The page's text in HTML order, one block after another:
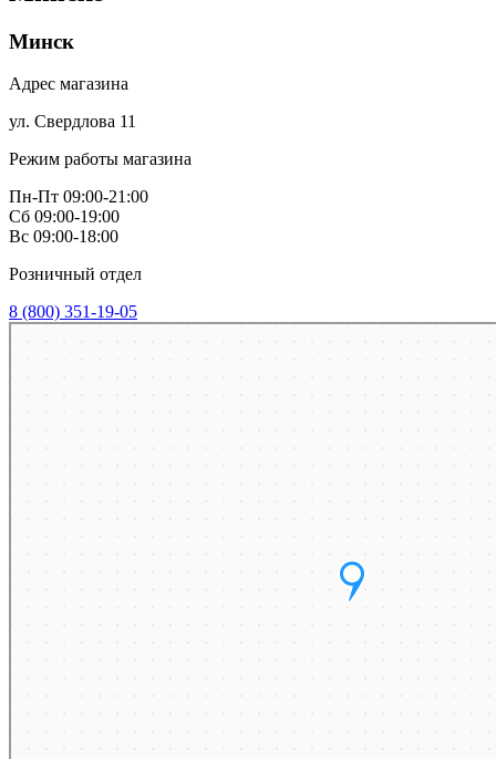
Минск
Адрес магазина
ул. Свердлова 11
Режим работы магазина
Пн-Пт 09:00-21:00
Сб 09:00-19:00
Вс 09:00-18:00
Розничный отдел
8 (800) 351-19-05